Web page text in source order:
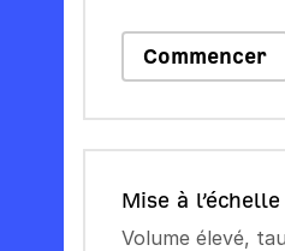
Commencer
Mise à l’échelle
Volume élevé,